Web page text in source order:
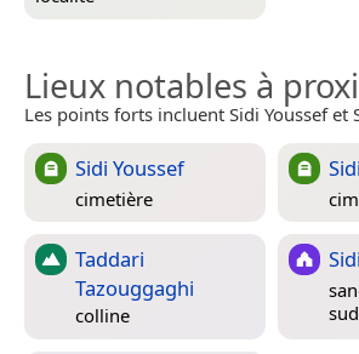
Lieux notables à
Les points forts incluent Sidi Youssef et
Sidi Youssef
cimetière
Taddari
Tazouggaghi
colline